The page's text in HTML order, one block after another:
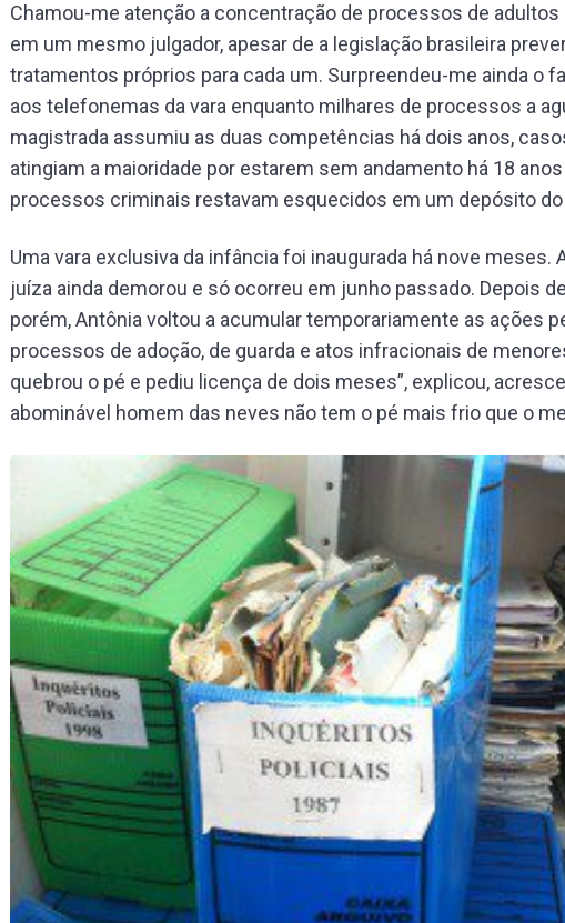
Chamou-me atenção a concentração de processos de adultos
em um mesmo julgador, apesar de a legislação brasileira
tratamentos próprios para cada um. Surpreendeu-me ainda o
aos telefonemas da vara enquanto milhares de processos a
magistrada assumiu as duas competências há dois anos,
atingiam a maioridade por estarem sem andamento há 18
processos criminais restavam esquecidos em um depósito
Uma vara exclusiva da infância foi inaugurada há nove meses.
juíza ainda demorou e só ocorreu em junho passado. Depois
porém, Antônia voltou a acumular temporariamente as ações
processos de adoção, de guarda e atos infracionais de
quebrou o pé e pediu licença de dois meses”, explicou,
abominável homem das neves não tem o pé mais frio que o